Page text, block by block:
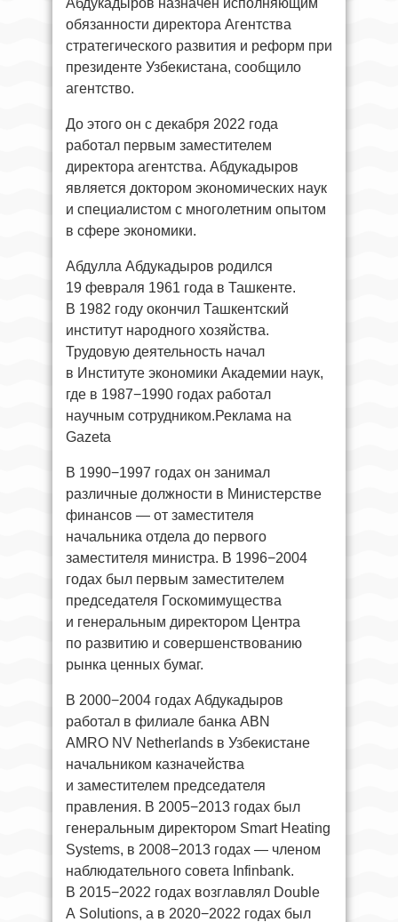
Абдукадыров назначен исполняющим
обязанности директора Агентства
стратегического развития и реформ при
президенте Узбекистана, сообщило
агентство.
До этого он с декабря 2022 года
работал первым заместителем
директора агентства. Абдукадыров
является доктором экономических наук
и специалистом с многолетним опытом
в сфере экономики.
Абдулла Абдукадыров родился
19 февраля 1961 года в Ташкенте.
В 1982 году окончил Ташкентский
институт народного хозяйства.
Трудовую деятельность начал
в Институте экономики Академии наук,
где в 1987−1990 годах работал
научным сотрудником.Реклама на
Gazeta
В 1990−1997 годах он занимал
различные должности в Министерстве
финансов — от заместителя
начальника отдела до первого
заместителя министра. В 1996−2004
годах был первым заместителем
председателя Госкомимущества
и генеральным директором Центра
по развитию и совершенствованию
рынка ценных бумаг.
В 2000−2004 годах Абдукадыров
работал в филиале банка ABN
AMRO NV Netherlands в Узбекистане
начальником казначейства
и заместителем председателя
правления. В 2005−2013 годах был
генеральным директором Smart Heating
Systems, в 2008−2013 годах — членом
наблюдательного совета Infinbank.
В 2015−2022 годах возглавлял Double
A Solutions, а в 2020−2022 годах был